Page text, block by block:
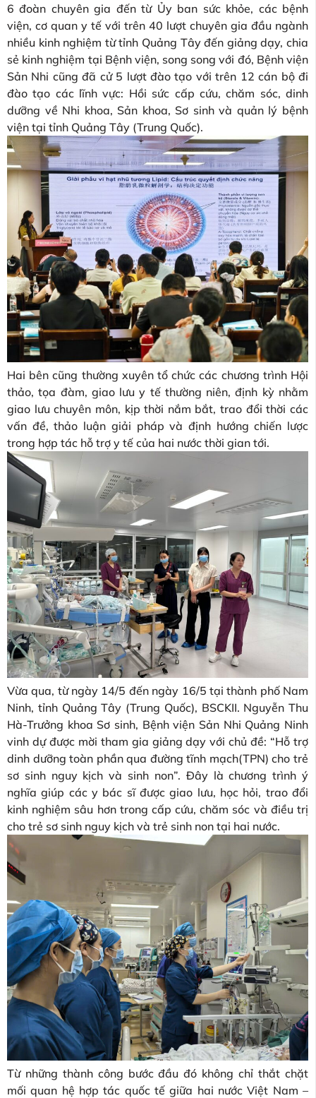
6 đoàn chuyên gia đến từ Ủy ban sức khỏe, các bệnh
viện, cơ quan y tế với trên 40 lượt chuyên gia đầu ngành
nhiều kinh nghiệm từ tỉnh Quảng Tây đến giảng dạy, chia
sẻ kinh nghiệm tại Bệnh viện, song song với đó, Bệnh viện
Sản Nhi cũng đã cử 5 lượt đào tạo với trên 12 cán bộ đi
đào tạo các lĩnh vực: Hồi sức cấp cứu, chăm sóc, dinh
dưỡng về Nhi khoa, Sản khoa, Sơ sinh và quản lý bệnh
viện tại tỉnh Quảng Tây (Trung Quốc).
Hai bên cũng thường xuyên tổ chức các chương trình Hội
thảo, tọa đàm, giao lưu y tế thường niên, định kỳ nhằm
giao lưu chuyên môn, kịp thời nắm bắt, trao đổi thời các
vấn đề, thảo luận giải pháp và định hướng chiến lược
trong hợp tác hỗ trợ y tế của hai nước thời gian tới.
Vừa qua, từ ngày 14/5 đến ngày 16/5 tại thành phố Nam
Ninh, tỉnh Quảng Tây (Trung Quốc), BSCKII. Nguyễn Thu
Hà-Trưởng khoa Sơ sinh, Bệnh viện Sản Nhi Quảng Ninh
vinh dự được mời tham gia giảng dạy với chủ đề: “Hỗ trợ
dinh dưỡng toàn phần qua đường tĩnh mạch(TPN) cho trẻ
sơ sinh nguy kịch và sinh non”. Đây là chương trình ý
nghĩa giúp các y bác sĩ được giao lưu, học hỏi, trao đổi
kinh nghiệm sâu hơn trong cấp cứu, chăm sóc và điều trị
cho trẻ sơ sinh nguy kịch và trẻ sinh non tại hai nước.
Từ những thành công bước đầu đó không chỉ thắt chặt
mối quan hệ hợp tác quốc tế giữa hai nước Việt Nam –